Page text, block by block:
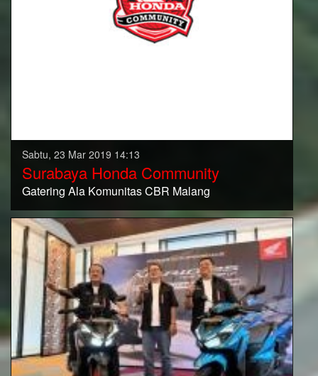
Sabtu, 23 Mar 2019 14:13
Surabaya Honda Community
Gatering Ala Komunitas CBR Malang